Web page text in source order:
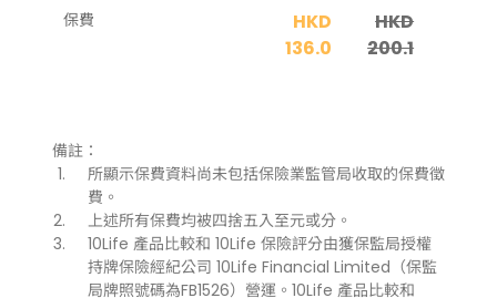
保費
HKD
136.0
HKD
200.1
備註：
所顯示保費資料尚未包括保險業監管局收取的保費徵
費。
上述所有保費均被四捨五入至元或分。
10Life 產品比較和 10Life 保險評分由獲保監局授權
持牌保險經紀公司 10Life Financial Limited（保監
局牌照號碼為FB1526）營運。10Life 產品比較和